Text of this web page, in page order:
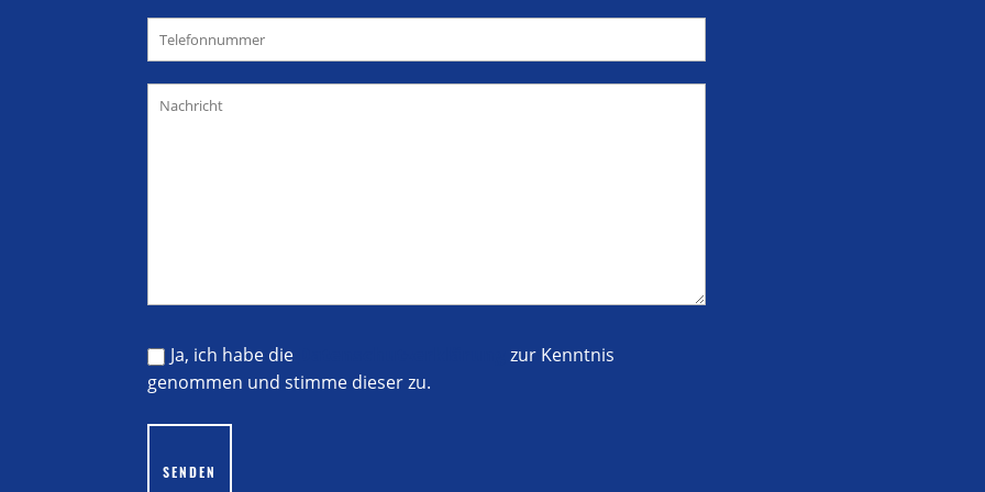
Ja, ich habe die
zur Kenntnis
genommen und stimme dieser zu.
SENDEN